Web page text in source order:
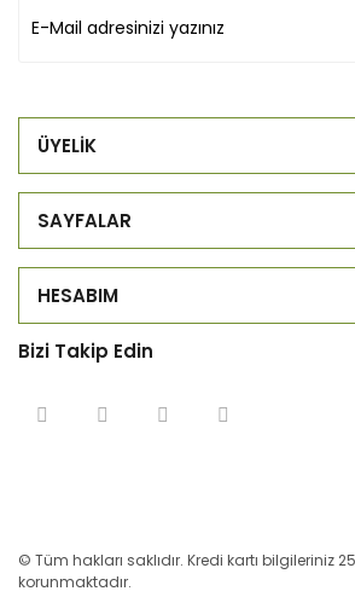
ÜYELİK
SAYFALAR
HESABIM
Bizi Takip Edin
© Tüm hakları saklıdır. Kredi kartı bilgileriniz
korunmaktadır.